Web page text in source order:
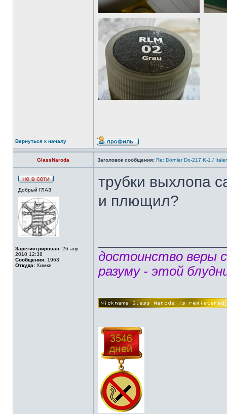
Вернуться к началу
GlassNaroda Заголовок сообщения: Re: Dornier Do-217 K-1 /
Добрый ГЛАЗ
Зарегистрирован: 26 апр
2010 12:38
Сообщения: 1963
Откуда: Химки
трубки выхлопа
и плющил?
достоинство веры
разуму - этой